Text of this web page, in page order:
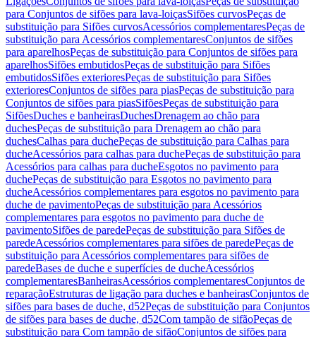
para Conjuntos de sifões para lava-loiçasSifões curvosPeças de
substituição para Sifões curvosAcessórios complementaresPeças de
substituição para Acessórios complementaresConjuntos de sifões
para aparelhosPeças de substituição para Conjuntos de sifões para
aparelhosSifões embutidosPeças de substituição para Sifões
embutidosSifões exterioresPeças de substituição para Sifões
exterioresConjuntos de sifões para piasPeças de substituição para
Conjuntos de sifões para piasSifõesPeças de substituição para
SifõesDuches e banheirasDuchesDrenagem ao chão para
duchesPeças de substituição para Drenagem ao chão para
duchesCalhas para duchePeças de substituição para Calhas para
ducheAcessórios para calhas para duchePeças de substituição para
Acessórios para calhas para ducheEsgotos no pavimento para
duchePeças de substituição para Esgotos no pavimento para
ducheAcessórios complementares para esgotos no pavimento para
duche de pavimentoPeças de substituição para Acessórios
complementares para esgotos no pavimento para duche de
pavimentoSifões de paredePeças de substituição para Sifões de
paredeAcessórios complementares para sifões de paredePeças de
substituição para Acessórios complementares para sifões de
paredeBases de duche e superfícies de ducheAcessórios
complementaresBanheirasAcessórios complementaresConjuntos de
reparaçãoEstruturas de ligação para duches e banheirasConjuntos de
sifões para bases de duche, d52Peças de substituição para Conjuntos
de sifões para bases de duche, d52Com tampão de sifãoPeças de
substituição para Com tampão de sifãoConjuntos de sifões para